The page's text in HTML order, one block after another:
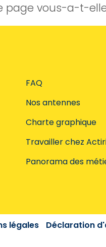
page vous-a-t-
FAQ
Nos antennes
Charte graphique
Travailler chez
Panorama des
légales Déclaration